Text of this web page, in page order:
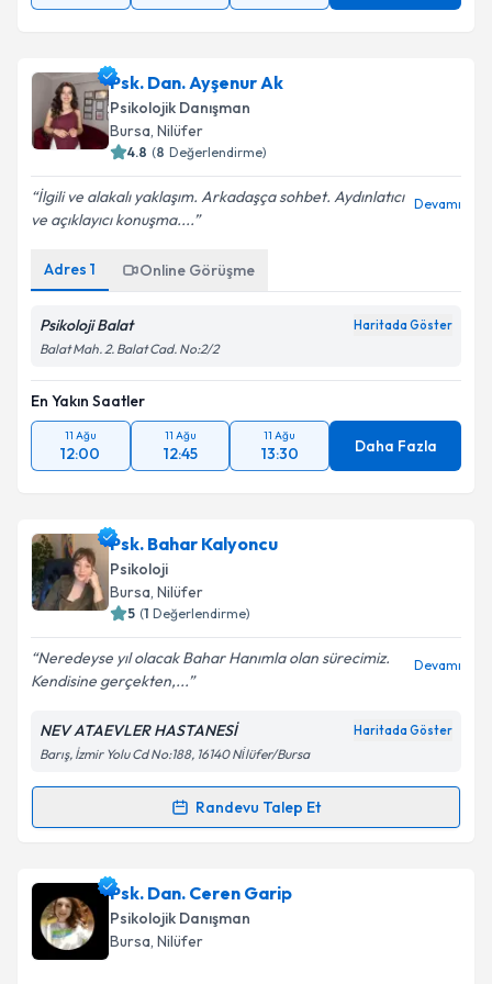
Psk. Dan. Ayşenur Ak
Psikolojik Danışman
Bursa, Nilüfer
4.8 (8 Değerlendirme)
İlgili ve alakalı yaklaşım. Arkadaşça sohbet. Aydınlatıcı
ve açıklayıcı konuşma....
Devamı
Adres 1 Online Görüşme
Psikoloji Balat Haritada Göster
Balat Mah. 2. Balat Cad. No:2/2
En Yakın Saatler
11 Ağu
12:00
11 Ağu
12:45
11 Ağu
13:30 Daha Fazla
Psk. Bahar Kalyoncu
Psikoloji
Bursa, Nilüfer
5 (1 Değerlendirme)
Neredeyse yıl olacak Bahar Hanımla olan sürecimiz.
Kendisine gerçekten,...
Devamı
NEV ATAEVLER HASTANESİ Haritada Göster
Barış, İzmir Yolu Cd No:188, 16140 Ni̇lüfer/Bursa
Randevu Talep Et
Randevu Takvimi Talebi
Psk. Bahar Kalyoncuiçin randevu takvimi talebi
oluşturun. Size bu uzmandan randevu almanız için bir
takvim hazırlandığında e-posta ile bilgilendireceğiz.
Psk. Dan. Ceren Garip
Psikolojik Danışman
Bursa, Nilüfer